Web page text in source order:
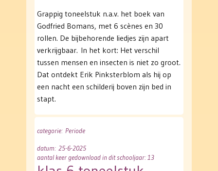
Grappig toneelstuk n.a.v. het boek van
Godfried Bomans, met 6 scènes en 30
rollen. De bijbehorende liedjes zijn apart
verkrijgbaar. In het kort: Het verschil
tussen mensen en insecten is niet zo groot.
Dat ontdekt Erik Pinksterblom als hij op
een nacht een schilderij boven zijn bed in
stapt.
categorie: Periode
datum: 25-6-2025
aantal keer gedownload in dit schooljaar: 13